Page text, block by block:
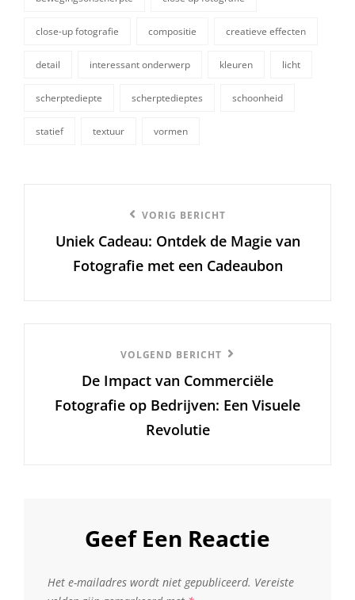
close-up fotografie compositie creatieve effecten
detail interessant onderwerp kleuren licht
scherptediepte scherptedieptes schoonheid
statief textuur vormen
bericht
VORIG BERICHT
Uniek Cadeau: Ontdek de Magie van
Fotografie met een Cadeaubon
Bericht
VOLGEND BERICHT
De Impact van Commerciële
Fotografie op Bedrijven: Een Visuele
Revolutie
Geef Een Reactie
Het e-mailadres wordt niet gepubliceerd. Vereiste